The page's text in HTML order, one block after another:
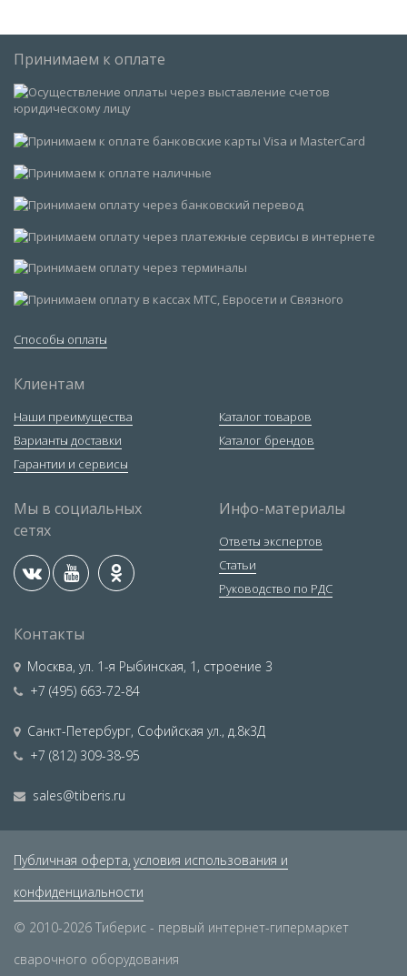
Принимаем к оплате
Способы оплаты
Клиентам
Наши преимущества
Варианты доставки
Гарантии и сервисы
Каталог товаров
Каталог брендов
Мы в социальных
сетях
Инфо-материалы
Ответы экспертов
Статьи
Руководство по РДС
Контакты
Москва, ул. 1-я Рыбинская, 1, строение 3
+7 (495) 663-72-84
Санкт-Петербург, Софийская ул., д.8к3Д
+7 (812) 309-38-95
sales@tiberis.ru
Публичная оферта, условия использования и
конфиденциальности
© 2010-2026 Тиберис - первый интернет-гипермаркет
сварочного оборудования